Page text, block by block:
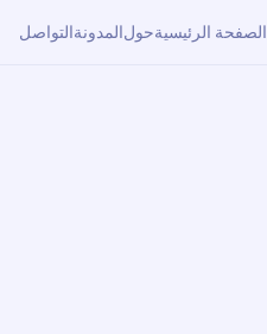
الصفحة الرئيسيةحولالمدونةالتواصل